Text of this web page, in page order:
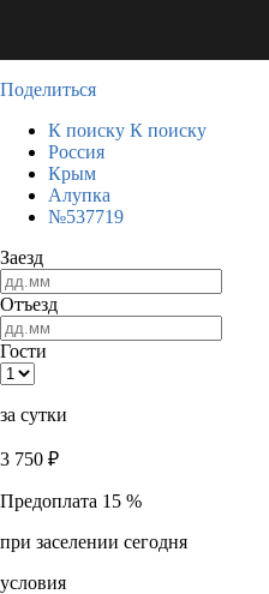
Поделиться
К поиску К поиску
Россия
Крым
Алупка
№537719
Заезд
Отъезд
Гости
за сутки
3 750 ₽
Предоплата 15 %
при заселении сегодня
условия